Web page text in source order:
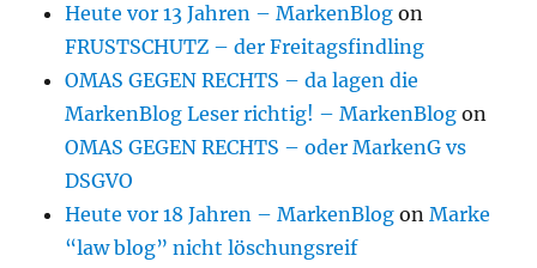
Heute vor 13 Jahren – MarkenBlog on
FRUSTSCHUTZ – der Freitagsfindling
OMAS GEGEN RECHTS – da lagen die
MarkenBlog Leser richtig! – MarkenBlog on
OMAS GEGEN RECHTS – oder MarkenG vs
DSGVO
Heute vor 18 Jahren – MarkenBlog onMarke
“law blog” nicht löschungsreif